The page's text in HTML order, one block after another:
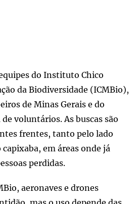
do Instituto Chico
da Biodiversidade (ICMBio),
de Minas Gerais e do
voluntários. As buscas são
frentes, tanto pelo lado
em áreas onde já
perdidas.
aeronaves e drones